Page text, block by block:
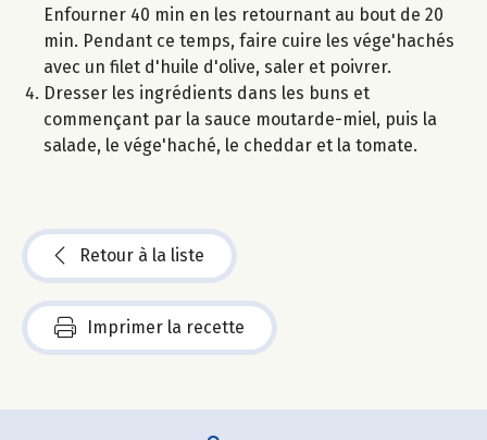
Enfourner 40 min en les retournant au bout de 20
min. Pendant ce temps, faire cuire les vége'hachés
avec un filet d'huile d'olive, saler et poivrer.
Dresser les ingrédients dans les buns et
commençant par la sauce moutarde-miel, puis la
salade, le vége'haché, le cheddar et la tomate.
Retour à la liste
Imprimer la recette